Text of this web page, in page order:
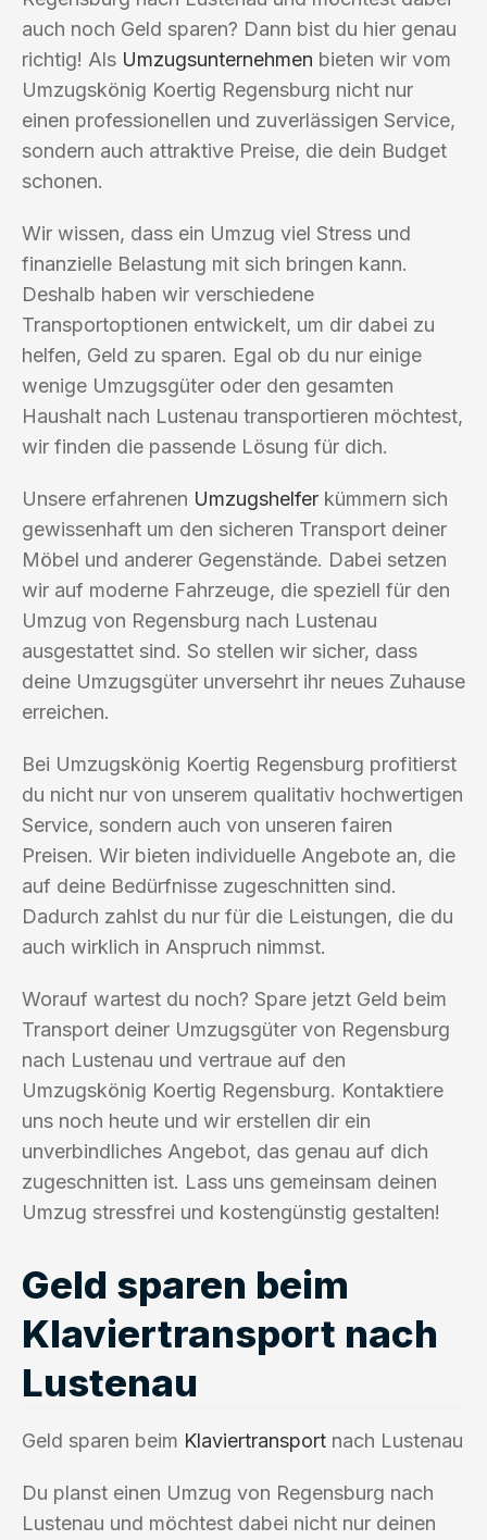
auch noch Geld sparen? Dann bist du hier genau
richtig! Als Umzugsunternehmen bieten wir vom
Umzugskönig Koertig Regensburg nicht nur
einen professionellen und zuverlässigen Service,
sondern auch attraktive Preise, die dein Budget
schonen.
Wir wissen, dass ein Umzug viel Stress und
finanzielle Belastung mit sich bringen kann.
Deshalb haben wir verschiedene
Transportoptionen entwickelt, um dir dabei zu
helfen, Geld zu sparen. Egal ob du nur einige
wenige Umzugsgüter oder den gesamten
Haushalt nach Lustenau transportieren möchtest,
wir finden die passende Lösung für dich.
Unsere erfahrenen Umzugshelfer kümmern sich
gewissenhaft um den sicheren Transport deiner
Möbel und anderer Gegenstände. Dabei setzen
wir auf moderne Fahrzeuge, die speziell für den
Umzug von Regensburg nach Lustenau
ausgestattet sind. So stellen wir sicher, dass
deine Umzugsgüter unversehrt ihr neues Zuhause
erreichen.
Bei Umzugskönig Koertig Regensburg profitierst
du nicht nur von unserem qualitativ hochwertigen
Service, sondern auch von unseren fairen
Preisen. Wir bieten individuelle Angebote an, die
auf deine Bedürfnisse zugeschnitten sind.
Dadurch zahlst du nur für die Leistungen, die du
auch wirklich in Anspruch nimmst.
Worauf wartest du noch? Spare jetzt Geld beim
Transport deiner Umzugsgüter von Regensburg
nach Lustenau und vertraue auf den
Umzugskönig Koertig Regensburg. Kontaktiere
uns noch heute und wir erstellen dir ein
unverbindliches Angebot, das genau auf dich
zugeschnitten ist. Lass uns gemeinsam deinen
Umzug stressfrei und kostengünstig gestalten!
Geld sparen beim
Klaviertransport nach
Lustenau
Geld sparen beim Klaviertransport nach Lustenau
Du planst einen Umzug von Regensburg nach
Lustenau und möchtest dabei nicht nur deinen